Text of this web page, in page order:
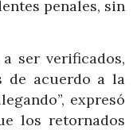
penales, sin
ser verificados,
de acuerdo a la
expresó
los retornados